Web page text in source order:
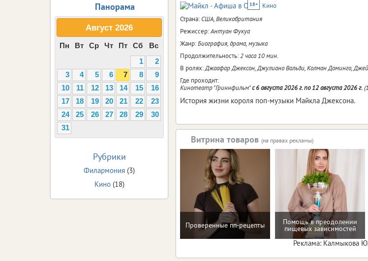
18+
Кино
Страна: США, Великобритания
Режиссер:Антуан Фукуа
Жанр:Биография, драма, музыка
Продолжительность:2 часа 10 мин.
В ролях:Джаафар Джексон, Джулиано Вальди, Колман Доминго,
Где проходит:
Кинотеатр "Гриннфильм"c 6 августа 2026 г. по 12 августа 2026 г.
История жизни короля поп-музыки Майкла Джексона.
Витрина товаров (на правах рекламы)
Проверенные пп-рецепты Помощь в преодолении
пищевых зависимостей
Реклама: Калмыкова
Панорама
Август 2026
Пн Вт Ср Чт Пт Сб
Вс
1
2
3
4 5 6 7 8
9
10
11 12 13 14 15
16
17
18 19 20 21 22
23
24
25 26 27 28 29
30
31
Рубрики
Филармония (3)
Кино(18)